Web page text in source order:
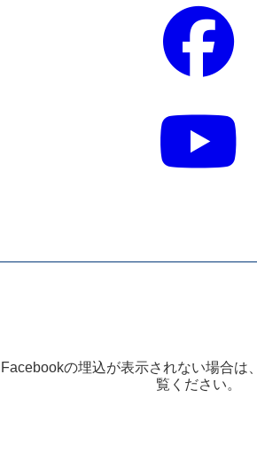
Facebookの埋込が表示されない場合は、
覧ください。